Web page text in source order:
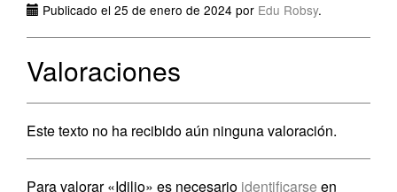
Publicado el 25 de enero de 2024 por Edu Robsy.
Valoraciones
Este texto no ha recibido aún ninguna valoración.
Para valorar «Idilio» es necesario identificarse en